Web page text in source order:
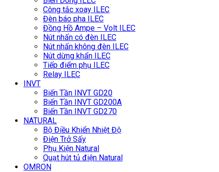
Công tắc xoay ILEC
Đèn báo pha ILEC
Đồng Hồ Ampe – Volt ILEC
Nút nhấn có đèn ILEC
Nút nhấn không đèn ILEC
Nút dừng khẩn ILEC
Tiếp điểm phụ ILEC
Relay ILEC
INVT
Biến Tần INVT GD20
Biến Tần INVT GD200A
Biến Tần INVT GD270
NATURAL
Bộ Điều Khiển Nhiệt Độ
Điện Trở Sấy
Phụ Kiện Natural
Quạt hút tủ điện Natural
OMRON